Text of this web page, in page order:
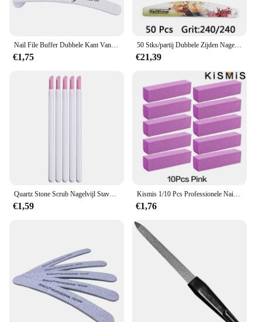
Nail File Buffer Dubbele Kant Van De Nagelvijl Buffer 100/180 Trimmer Lime Buffer In De Nail Art Ongle Nail art Tool
€1,75
50 Stks/partij Dubbele Zijden Nagelvijl Professionele Sterke Dikke Afdrukken Halve Maand Acryl Bestanden Polijsten Manicure Tools Groothandel
€21,39
Quartz Stone Scrub Nagelvijl Staven Cuticle Remover Dode Huid Remover Perfect cadeau Lichtgewicht Draagbaar Handig gebruik Manicure Gereedschap
€1,59
Kismis 1/10 Pcs Professionele Nail Art Polijsten Schuurbuffer Blok Slijpen Polish Blokkeerbestand Pedicure Manicure Toolkits
€1,76